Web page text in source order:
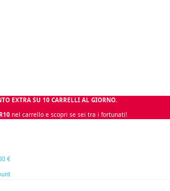
EXTRA SU 10 CARRELLI AL GIORNO.
nel carrello e scopri se sei tra i fortunati!
€